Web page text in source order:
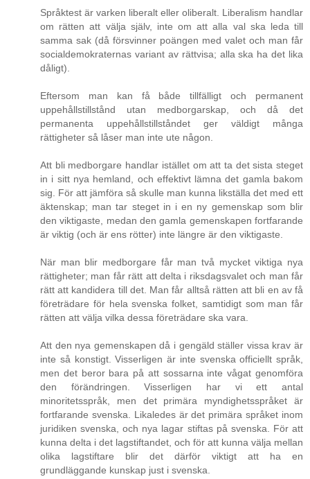
Språktest är varken liberalt eller oliberalt. Liberalism handlar
om rätten att välja själv, inte om att alla val ska leda till
samma sak (då försvinner poängen med valet och man får
socialdemokraternas variant av rättvisa; alla ska ha det lika
dåligt).
Eftersom man kan få både tillfälligt och permanent
uppehållstillstånd utan medborgarskap, och då det
permanenta uppehållstillståndet ger väldigt många
rättigheter så låser man inte ute någon.
Att bli medborgare handlar istället om att ta det sista steget
in i sitt nya hemland, och effektivt lämna det gamla bakom
sig. För att jämföra så skulle man kunna likställa det med ett
äktenskap; man tar steget in i en ny gemenskap som blir
den viktigaste, medan den gamla gemenskapen fortfarande
är viktig (och är ens rötter) inte längre är den viktigaste.
När man blir medborgare får man två mycket viktiga nya
rättigheter; man får rätt att delta i riksdagsvalet och man får
rätt att kandidera till det. Man får alltså rätten att bli en av få
företrädare för hela svenska folket, samtidigt som man får
rätten att välja vilka dessa företrädare ska vara.
Att den nya gemenskapen då i gengäld ställer vissa krav är
inte så konstigt. Visserligen är inte svenska officiellt språk,
men det beror bara på att sossarna inte vågat genomföra
den förändringen. Visserligen har vi ett antal
minoritetsspråk, men det primära myndighetsspråket är
fortfarande svenska. Likaledes är det primära språket inom
juridiken svenska, och nya lagar stiftas på svenska. För att
kunna delta i det lagstiftandet, och för att kunna välja mellan
olika lagstiftare blir det därför viktigt att ha en
grundläggande kunskap just i svenska.